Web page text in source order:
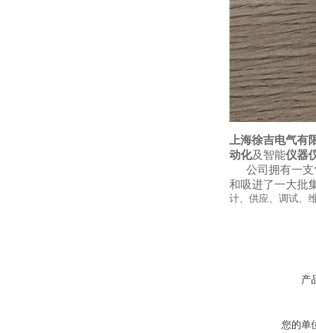
上海徐吉电气有
动化及智能仪器
公司拥有一支*
和吸进了一大批
计、供应、调试、
产
您的单